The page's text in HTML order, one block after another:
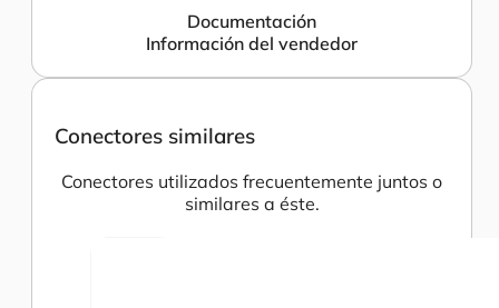
Documentación
Información del vendedor
Conectores similares
Conectores utilizados frecuentemente juntos o
similares a éste.